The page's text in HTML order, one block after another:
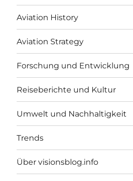
Aviation History
Aviation Strategy
Forschung und Entwicklung
Reiseberichte und Kultur
Umwelt und Nachhaltigkeit
Trends
Über visionsblog.info